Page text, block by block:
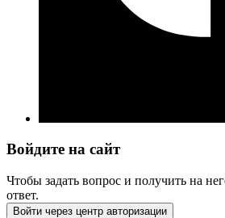
Войдите на сайт
Чтобы задать вопрос и получить на
ответ.
Войти через центр авторизации